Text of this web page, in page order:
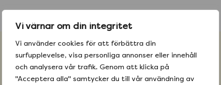
Vi värnar om din integritet
Vi använder cookies för att förbättra din
surfupplevelse, visa personliga annonser eller innehåll
och analysera vår trafik. Genom att klicka på
"Acceptera alla" samtycker du till vår användning av
Fler recept
Alla recept